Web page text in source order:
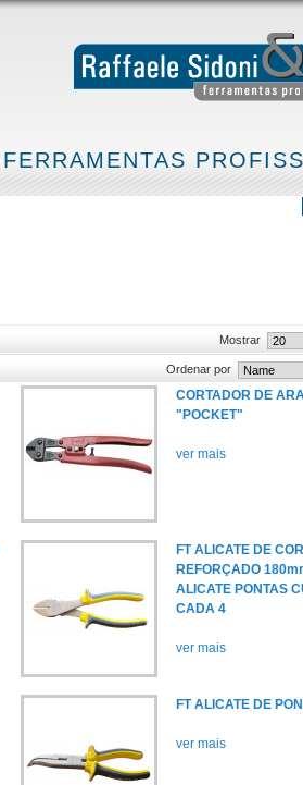
FERRAMENTAS
Mostrar
Ordenar por
CORTADOR DE
"POCKET"
ver mais
FT ALICATE DE
REFORÇADO
ALICATE PONTAS
CADA 4
ver mais
FT ALICATE DE
ver mais